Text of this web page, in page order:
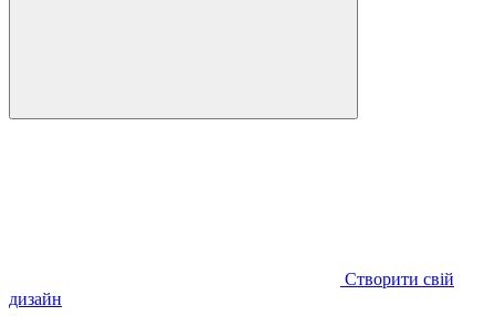
Створити свій
дизайн